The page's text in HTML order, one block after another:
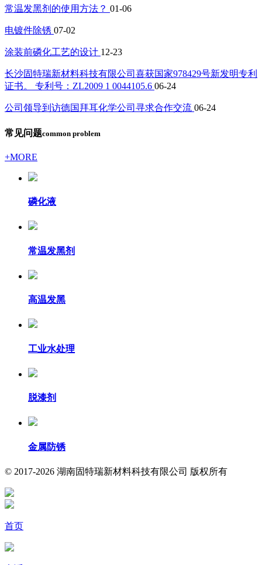
常温发黑剂的使用方法？ 01-06
电镀件除锈 07-02
涂装前磷化工艺的设计 12-23
长沙固特瑞新材料科技有限公司喜获国家978429号新发明专利
证书。 专利号：ZL2009 1 0044105.6 06-24
公司领导到访德国拜耳化学公司寻求合作交流 06-24
常见问题common problem
+MORE
磷化液
常温发黑剂
高温发黑
工业水处理
脱漆剂
金属防锈
© 2017-2026 湖南固特瑞新材料科技有限公司 版权所有
首页